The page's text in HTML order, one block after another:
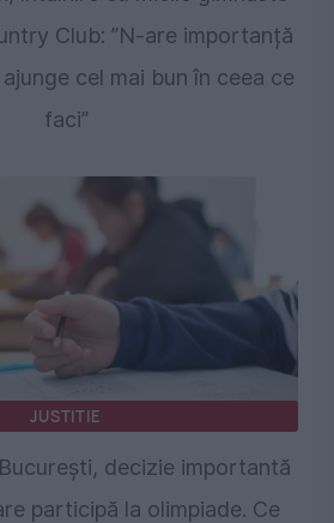
Club: ”N-are importanță
cel mai bun în ceea ce
faci”
JUSTITIE
decizie importantă
participă la olimpiade. Ce